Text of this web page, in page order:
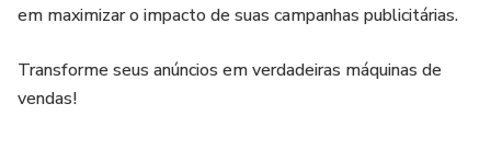
em maximizar o impacto de suas campanhas publicitárias.
Transforme seus anúncios em verdadeiras máquinas de
vendas!